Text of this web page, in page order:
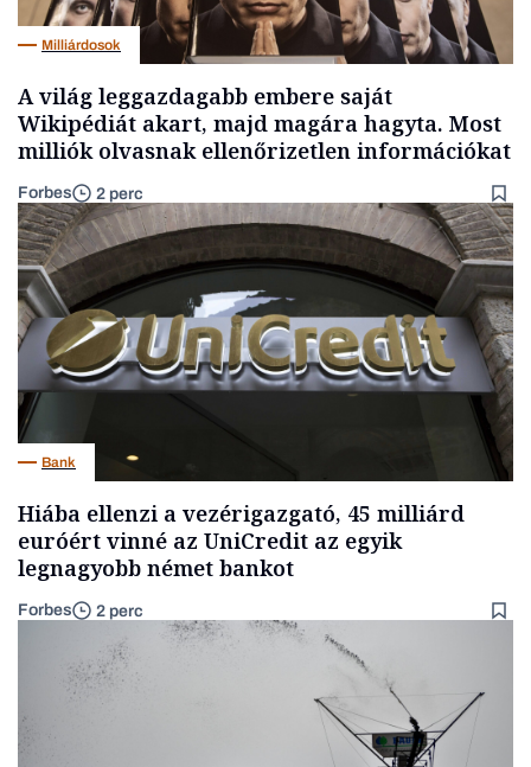
Milliárdosok
A világ leggazdagabb embere saját
Wikipédiát akart, majd magára hagyta. Most
milliók olvasnak ellenőrizetlen információkat
Forbes 2 perc
Bank
Hiába ellenzi a vezérigazgató, 45 milliárd
euróért vinné az UniCredit az egyik
legnagyobb német bankot
Forbes 2 perc